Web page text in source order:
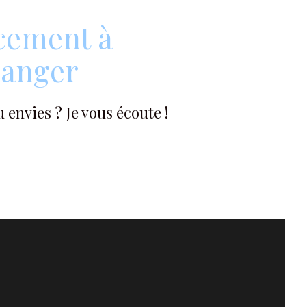
à
? Je vous écoute !